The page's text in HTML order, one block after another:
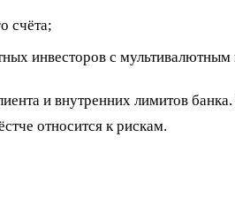
счёта;
инвесторов с
и внутренних лимитов
относится к рискам.